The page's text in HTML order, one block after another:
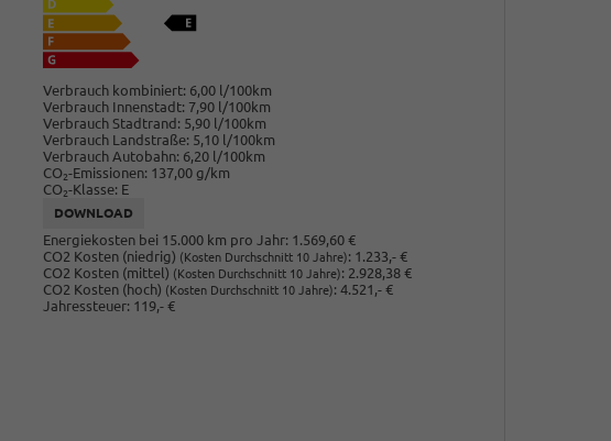
Verbrauch kombiniert: 6,00 l/100km
Verbrauch Innenstadt: 7,90 l/100km
Verbrauch Stadtrand: 5,90 l/100km
Verbrauch Landstraße: 5,10 l/100km
Verbrauch Autobahn: 6,20 l/100km
CO2-Emissionen: 137,00 g/km
CO2-Klasse: E
DOWNLOAD
Energiekosten bei 15.000 km pro Jahr: 1.569,60 €
CO2 Kosten (niedrig) (Kosten Durchschnitt 10 Jahre): 1.233,- €
CO2 Kosten (mittel) (Kosten Durchschnitt 10 Jahre): 2.928,38 €
CO2 Kosten (hoch) (Kosten Durchschnitt 10 Jahre): 4.521,- €
Jahressteuer: 119,- €